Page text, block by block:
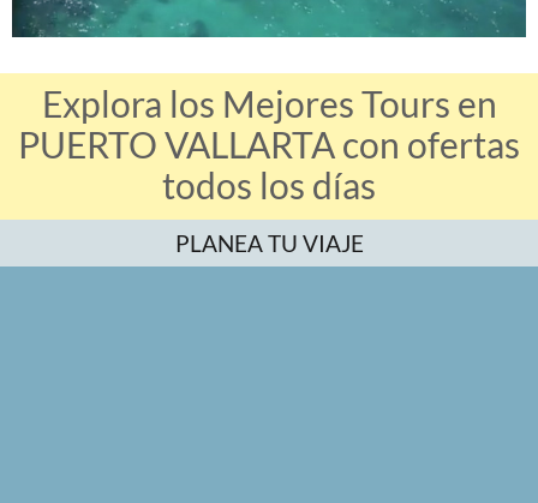
Explora los Mejores Tours en
PUERTO VALLARTA con ofertas
todos los días
PLANEA TU VIAJE